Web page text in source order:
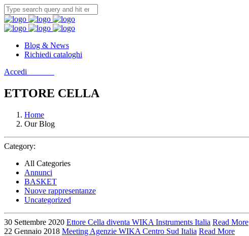
Blog & News
Richiedi cataloghi
Accedi
ETTORE CELLA
Home
Our Blog
Category:
All Categories
Annunci
BASKET
Nuove rappresentanze
Uncategorized
30 Settembre 2020 Ettore Cella diventa WIKA Instruments Italia Read More
22 Gennaio 2018 Meeting Agenzie WIKA Centro Sud Italia Read More